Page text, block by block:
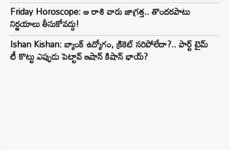
Friday Horoscope: ఆ రాశి వారు జాగ్రత్త.. తొందరపాటు
నిర్ణయాలు తీసుకోవద్దు!
Ishan Kishan: బ్యాంక్ ఉద్యోగం, క్రికెట్ సరిపోలేదా?.. పార్ట్ టైమ్
టీ కొట్టు ఎప్పుడు పెట్టావ్ ఇషాన్ కిషాన్ భాయ్‌?